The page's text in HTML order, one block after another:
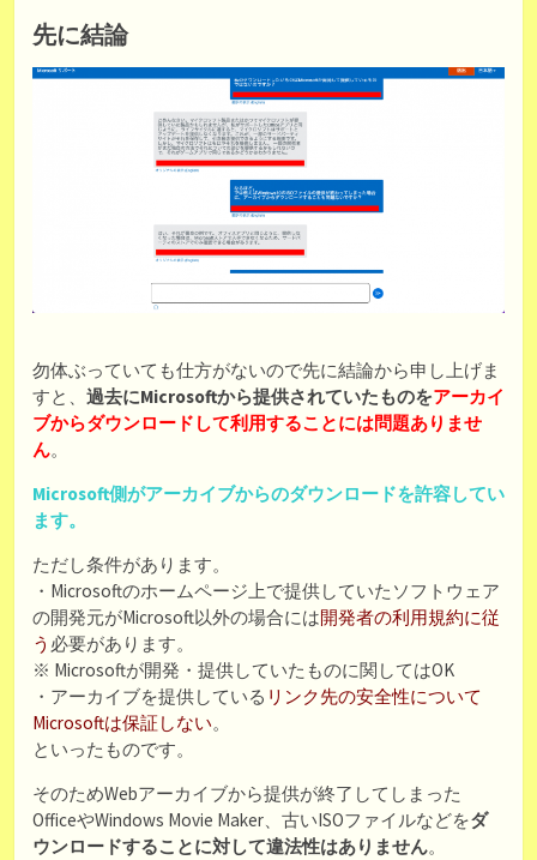
先に結論
勿体ぶっていても仕方がないので先に結論から申し上げま
すと、 過去にMicrosoftから提供されていたものをアーカイ
ブからダウンロードして利用することには問題ありませ
ん。
Microsoft側がアーカイブからのダウンロードを許容してい
ます。
ただし条件があります。
・Microsoftのホームページ上で提供していたソフトウェア
の開発元がMicrosoft以外の場合には開発者の利用規約に従
う 必要があります。
※ Microsoftが開発・提供していたものに関してはOK
・アーカイブを提供している リンク先の安全性について
Microsoftは保証しない。
といったものです。
そのためWebアーカイブから提供が終了してしまった
OfficeやWindows Movie Maker、古いISOファイルなどをダ
ウンロードすることに対して違法性はありません。